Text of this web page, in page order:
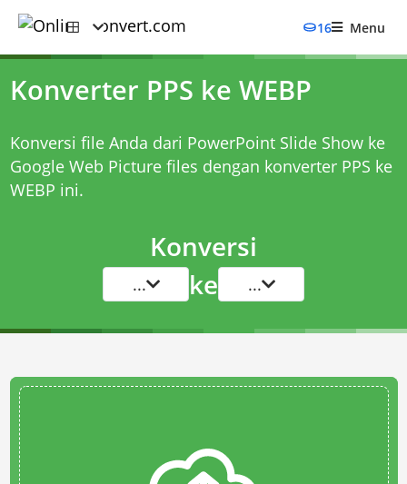
16 Menu
Konverter PPS ke WEBP
Konversi file Anda dari PowerPoint Slide Show ke
Google Web Picture files dengan konverter PPS ke
WEBP ini.
Konversi
... ke ...